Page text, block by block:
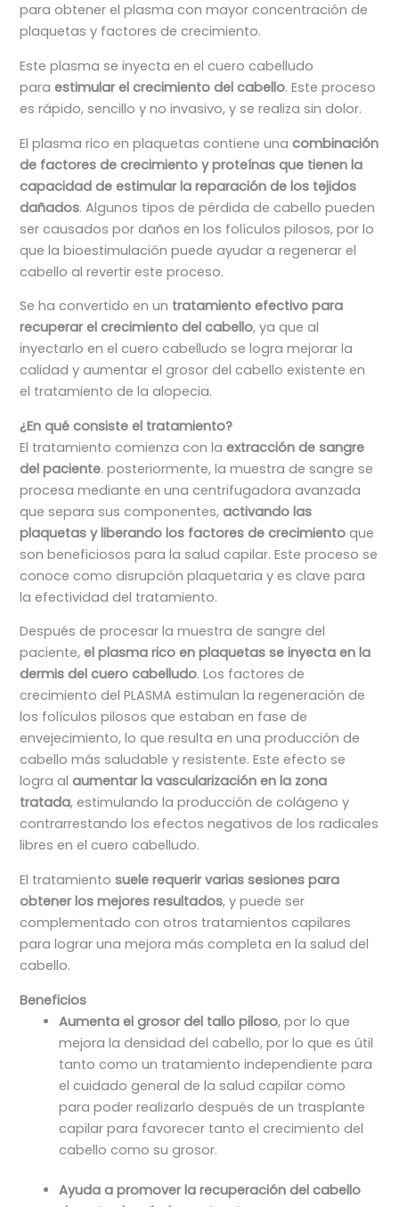
para obtener el plasma con mayor concentración de
plaquetas y factores de crecimiento.
Este plasma se inyecta en el cuero cabelludo
paraestimular el crecimiento del cabello. Este proceso
es rápido, sencillo y no invasivo, y se realiza sin dolor.
El plasma rico en plaquetas contiene unacombinación
de factores de crecimiento y proteínas que tienen la
capacidad de estimular la reparación de los tejidos
dañados. Algunos tipos de pérdida de cabello pueden
ser causados por daños en los folículos pilosos, por lo
que la bioestimulación puede ayudar a regenerar el
cabello al revertir este proceso.
Se ha convertido en un tratamiento efectivo para
recuperar el crecimiento del cabello, ya que al
inyectarlo en el cuero cabelludo se logra mejorar la
calidad y aumentar el grosor del cabello existente en
el tratamiento de la alopecia.
¿En qué consiste el tratamiento?
El tratamiento comienza con laextracción de sangre
del paciente. posteriormente, la muestra de sangre se
procesa mediante en una centrifugadora avanzada
que separa sus componentes,activando las
plaquetas y liberando los factores de crecimiento que
son beneficiosos para la salud capilar. Este proceso se
conoce como disrupción plaquetaria y es clave para
la efectividad del tratamiento.
Después de procesar la muestra de sangre del
paciente,el plasma rico en plaquetas se inyecta en la
dermis del cuero cabelludo. Los factores de
crecimiento del PLASMA estimulan la regeneración de
los folículos pilosos que estaban en fase de
envejecimiento, lo que resulta en una producción de
cabello más saludable y resistente. Este efecto se
logra alaumentar la vascularización en la zona
tratada, estimulando la producción de colágeno y
contrarrestando los efectos negativos de los radicales
libres en el cuero cabelludo.
El tratamientosuele requerir varias sesiones para
obtener los mejores resultados, y puede ser
complementado con otros tratamientos capilares
para lograr una mejora más completa en la salud del
cabello.
Beneficios
Aumenta el grosor del tallo piloso, por lo que
mejora la densidad del cabello, por lo que es útil
tanto como un tratamiento independiente para
el cuidado general de la salud capilar como
para poder realizarlo después de un trasplante
capilar para favorecer tanto el crecimiento del
cabello como su grosor.
Ayuda a promover la recuperación del cabello